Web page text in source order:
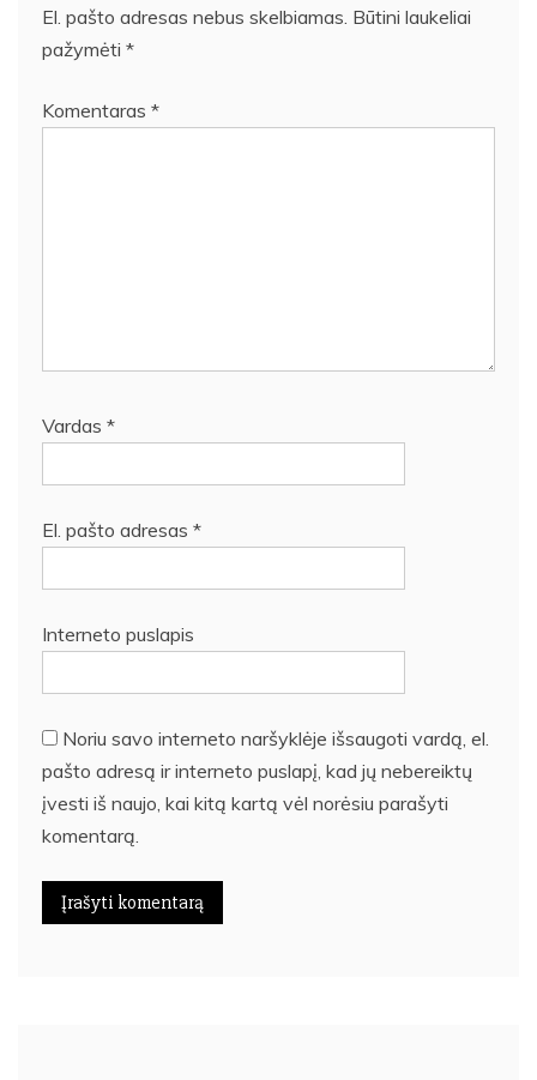
El. pašto adresas nebus skelbiamas. Būtini laukeliai
pažymėti *
Komentaras *
Vardas *
El. pašto adresas *
Interneto puslapis
Noriu savo interneto naršyklėje išsaugoti vardą, el.
pašto adresą ir interneto puslapį, kad jų nebereiktų
įvesti iš naujo, kai kitą kartą vėl norėsiu parašyti
komentarą.